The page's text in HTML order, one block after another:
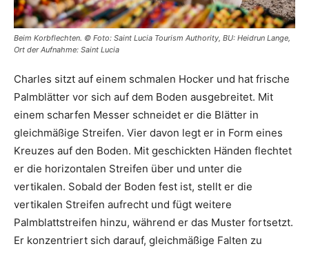
Beim Korbflechten. © Foto: Saint Lucia Tourism Authority, BU: Heidrun Lange,
Ort der Aufnahme: Saint Lucia
Charles sitzt auf einem schmalen Hocker und hat frische
Palmblätter vor sich auf dem Boden ausgebreitet. Mit
einem scharfen Messer schneidet er die Blätter in
gleichmäßige Streifen. Vier davon legt er in Form eines
Kreuzes auf den Boden. Mit geschickten Händen flechtet
er die horizontalen Streifen über und unter die
vertikalen. Sobald der Boden fest ist, stellt er die
vertikalen Streifen aufrecht und fügt weitere
Palmblattstreifen hinzu, während er das Muster fortsetzt.
Er konzentriert sich darauf, gleichmäßige Falten zu